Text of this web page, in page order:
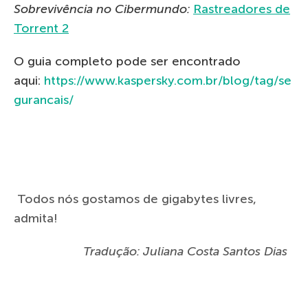
Sobrevivência no Сibermundo: Rastreadores de
Torrent 2
O guia completo pode ser encontrado
aqui: https://www.kaspersky.com.br/blog/tag/se
gurancais/
Todos nós gostamos de gigabytes livres,
admita!
Tradução: Juliana Costa Santos Dias